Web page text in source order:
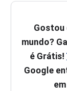
Gostou
mundo?
é Grátis!
Google